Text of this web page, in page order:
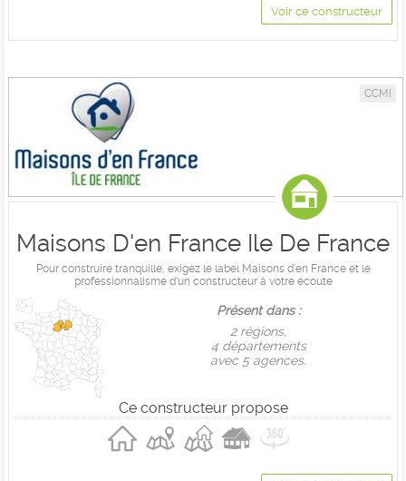
Voir ce constructeur
CCMI
Maisons D'en France Ile De France
Pour construire tranquille, exigez le label Maisons d'en France et le
professionnalisme d'un constructeur à votre écoute
Présent dans :
2 règions,
4 départements
avec 5 agences.
Ce constructeur propose